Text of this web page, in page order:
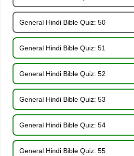
General Hindi Bible Quiz: 50
General Hindi Bible Quiz: 51
General Hindi Bible Quiz: 52
General Hindi Bible Quiz: 53
General Hindi Bible Quiz: 54
General Hindi Bible Quiz: 55